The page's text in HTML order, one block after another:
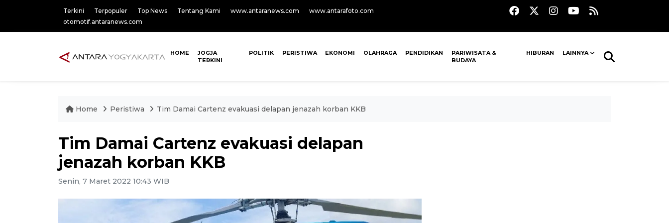
Terkini Terpopuler Top News Tentang Kami www.antaranews.com
www.antarafoto.com
otomotif.antaranews.com
HOME
JOGJA
TERKINI
POLITIK PERISTIWA EKONOMI OLAHRAGA PENDIDIKAN
PARIWISATA &
BUDAYA
HIBURAN LAINNYA
Home Peristiwa Tim Damai Cartenz evakuasi delapan jenazah korban KKB
Tim Damai Cartenz evakuasi delapan
jenazah korban KKB
Senin, 7 Maret 2022 10:43 WIB